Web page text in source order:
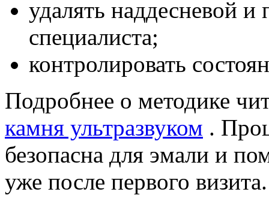
удалять наддесневой и
специалиста;
контролировать
Подробнее о методике
камня ультразвуком .
безопасна для эмали и
уже после первого визита.